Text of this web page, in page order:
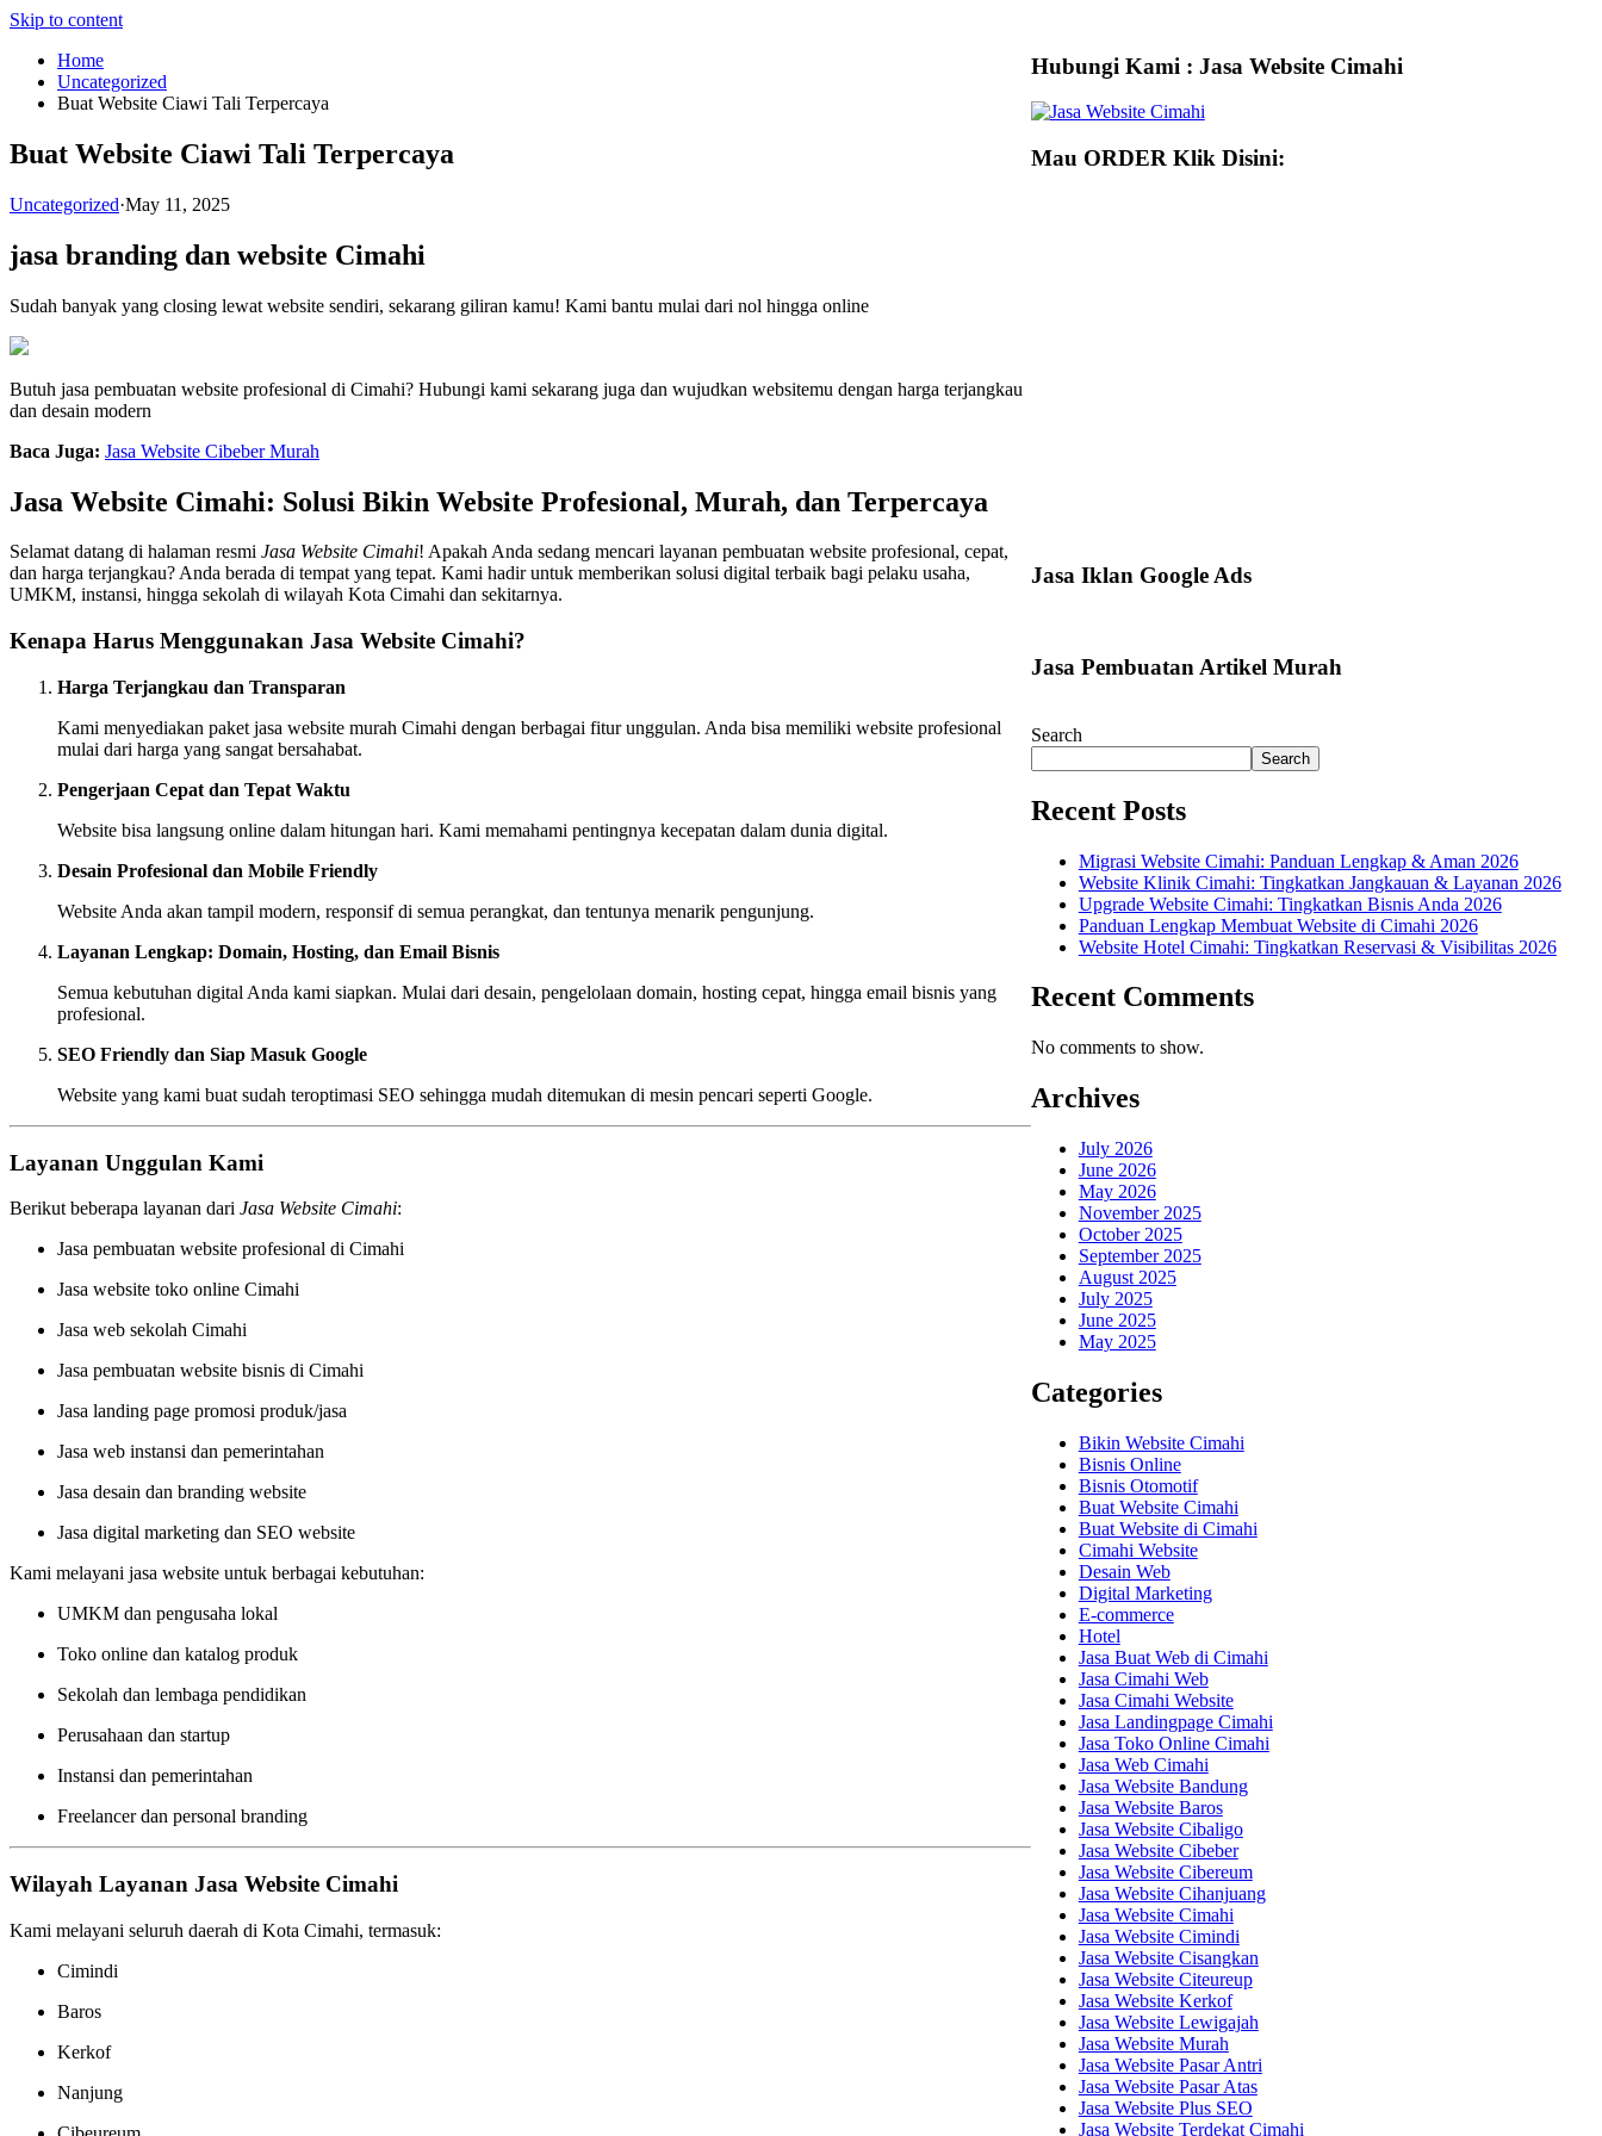
Skip to content
Home
Uncategorized
Buat Website Ciawi Tali Terpercaya
Buat Website Ciawi Tali Terpercaya
Uncategorized·May 11, 2025
jasa branding dan website Cimahi
Sudah banyak yang closing lewat website sendiri, sekarang giliran kamu! Kami bantu mulai dari nol hingga online
Butuh jasa pembuatan website profesional di Cimahi? Hubungi kami sekarang juga dan wujudkan websitemu dengan harga terjangkau
dan desain modern
Baca Juga: Jasa Website Cibeber Murah
Jasa Website Cimahi: Solusi Bikin Website Profesional, Murah, dan Terpercaya
Selamat datang di halaman resmi Jasa Website Cimahi! Apakah Anda sedang mencari layanan pembuatan website profesional, cepat,
dan harga terjangkau? Anda berada di tempat yang tepat. Kami hadir untuk memberikan solusi digital terbaik bagi pelaku usaha,
UMKM, instansi, hingga sekolah di wilayah Kota Cimahi dan sekitarnya.
Kenapa Harus Menggunakan Jasa Website Cimahi?
Harga Terjangkau dan Transparan
Kami menyediakan paket jasa website murah Cimahi dengan berbagai fitur unggulan. Anda bisa memiliki website profesional
mulai dari harga yang sangat bersahabat.
Pengerjaan Cepat dan Tepat Waktu
Website bisa langsung online dalam hitungan hari. Kami memahami pentingnya kecepatan dalam dunia digital.
Desain Profesional dan Mobile Friendly
Website Anda akan tampil modern, responsif di semua perangkat, dan tentunya menarik pengunjung.
Layanan Lengkap: Domain, Hosting, dan Email Bisnis
Semua kebutuhan digital Anda kami siapkan. Mulai dari desain, pengelolaan domain, hosting cepat, hingga email bisnis yang
profesional.
SEO Friendly dan Siap Masuk Google
Website yang kami buat sudah teroptimasi SEO sehingga mudah ditemukan di mesin pencari seperti Google.
Layanan Unggulan Kami
Berikut beberapa layanan dari Jasa Website Cimahi:
Jasa pembuatan website profesional di Cimahi
Jasa website toko online Cimahi
Jasa web sekolah Cimahi
Jasa pembuatan website bisnis di Cimahi
Jasa landing page promosi produk/jasa
Jasa web instansi dan pemerintahan
Jasa desain dan branding website
Jasa digital marketing dan SEO website
Kami melayani jasa website untuk berbagai kebutuhan:
UMKM dan pengusaha lokal
Toko online dan katalog produk
Sekolah dan lembaga pendidikan
Perusahaan dan startup
Instansi dan pemerintahan
Freelancer dan personal branding
Wilayah Layanan Jasa Website Cimahi
Kami melayani seluruh daerah di Kota Cimahi, termasuk:
Cimindi
Baros
Kerkof
Nanjung
Hubungi Kami : Jasa Website Cimahi
Mau ORDER Klik Disini:
Jasa Iklan Google Ads
Jasa Pembuatan Artikel Murah
Search
Search
Recent Posts
Migrasi Website Cimahi: Panduan Lengkap & Aman 2026
Website Klinik Cimahi: Tingkatkan Jangkauan & Layanan 2026
Upgrade Website Cimahi: Tingkatkan Bisnis Anda 2026
Panduan Lengkap Membuat Website di Cimahi 2026
Website Hotel Cimahi: Tingkatkan Reservasi & Visibilitas 2026
Recent Comments
No comments to show.
Archives
July 2026
June 2026
May 2026
November 2025
October 2025
September 2025
August 2025
July 2025
June 2025
May 2025
Categories
Bikin Website Cimahi
Bisnis Online
Bisnis Otomotif
Buat Website Cimahi
Buat Website di Cimahi
Cimahi Website
Desain Web
Digital Marketing
E-commerce
Hotel
Jasa Buat Web di Cimahi
Jasa Cimahi Web
Jasa Cimahi Website
Jasa Landingpage Cimahi
Jasa Toko Online Cimahi
Jasa Web Cimahi
Jasa Website Bandung
Jasa Website Baros
Jasa Website Cibaligo
Jasa Website Cibeber
Jasa Website Cibereum
Jasa Website Cihanjuang
Jasa Website Cimahi
Jasa Website Cimindi
Jasa Website Cisangkan
Jasa Website Citeureup
Jasa Website Kerkof
Jasa Website Lewigajah
Jasa Website Murah
Jasa Website Pasar Antri
Jasa Website Pasar Atas
Jasa Website Plus SEO
Jasa Website Terdekat Cimahi